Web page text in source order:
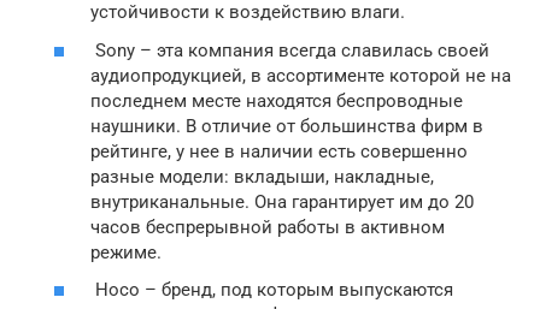
устойчивости к воздействию влаги.
Sony – эта компания всегда славилась своей
аудиопродукцией, в ассортименте которой не на
последнем месте находятся беспроводные
наушники. В отличие от большинства фирм в
рейтинге, у нее в наличии есть совершенно
разные модели: вкладыши, накладные,
внутриканальные. Она гарантирует им до 20
часов беспрерывной работы в активном
режиме.
Hoco – бренд, под которым выпускаются